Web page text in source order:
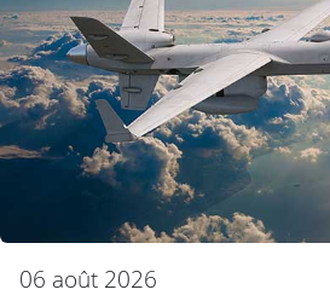
06 août 2026